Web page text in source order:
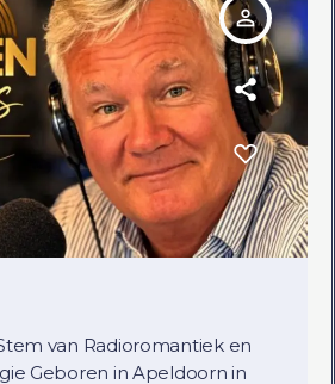
person_outline
van Radioromantiek en
Geboren in Apeldoorn in